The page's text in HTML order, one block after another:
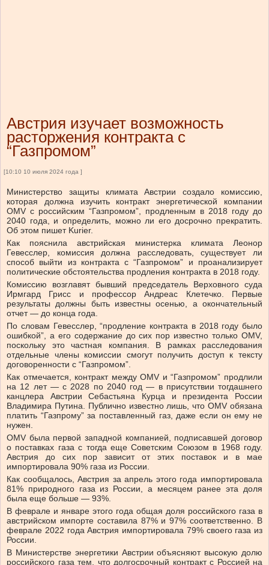
Австрия изучает возможность
расторжения контракта с
“Газпромом”
[10:10 10 июля 2024 года ]
Министерство защиты климата Австрии создало комиссию,
которая должна изучить контракт энергетической компании
OMV с российским “Газпромом”, продленным в 2018 году до
2040 года, и определить, можно ли его досрочно прекратить.
Об этом пишет Kurier.
Как пояснила австрийская министерка климата Леонор
Гевесслер, комиссия должна расследовать, существует ли
способ выйти из контракта с “Газпромом” и проанализирует
политические обстоятельства продления контракта в 2018 году.
Комиссию возглавят бывший председатель Верховного суда
Ирмгард Грисс и профессор Андреас Клетечко. Первые
результаты должны быть известны осенью, а окончательный
отчет — до конца года.
По словам Гевесслер, “продление контракта в 2018 году было
ошибкой”, а его содержание до сих пор известно только OMV,
поскольку это частная компания. В рамках расследования
отдельные члены комиссии смогут получить доступ к тексту
договоренности с “Газпромом”.
Как отмечается, контракт между OMV и “Газпромом” продлили
на 12 лет — с 2028 по 2040 год — в присутствии тогдашнего
канцлера Австрии Себастьяна Курца и президента России
Владимира Путина. Публично известно лишь, что OMV обязана
платить “Газпрому” за поставленный газ, даже если он ему не
нужен.
OMV была первой западной компанией, подписавшей договор
о поставках газа с тогда еще Советским Союзом в 1968 году.
Австрия до сих пор зависит от этих поставок и в мае
импортировала 90% газа из России.
Как сообщалось, Австрия за апрель этого года импортировала
81% природного газа из России, а месяцем ранее эта доля
была еще больше — 93%.
В феврале и январе этого года общая доля российского газа в
австрийском импорте составила 87% и 97% соответственно. В
феврале 2022 года Австрия импортировала 79% своего газа из
России.
В Министерстве энергетики Австрии объясняют высокую долю
российского газа тем, что долгосрочный контракт с Россией на